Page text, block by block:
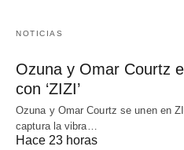
NOTICIAS
Ozuna y Omar Courtz
con ‘ZIZI’
Ozuna y Omar Courtz se unen en
captura la vibra…
Hace 23 horas